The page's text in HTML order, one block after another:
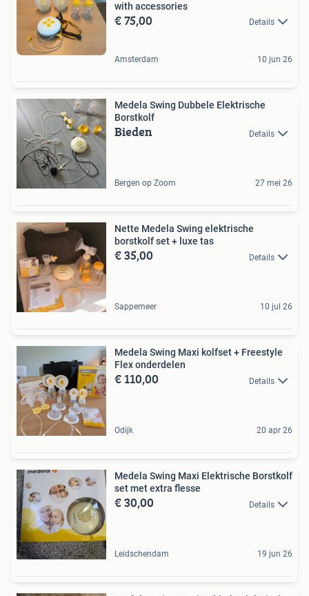
with accessories
€ 75,00 Details
Amsterdam 10 jun 26
Medela Swing Dubbele Elektrische
Borstkolf
Bieden Details
Bergen op Zoom 27 mei 26
Nette Medela Swing elektrische
borstkolf set + luxe tas
€ 35,00 Details
Sappemeer 10 jul 26
Medela Swing Maxi kolfset + Freestyle
Flex onderdelen
€ 110,00 Details
Odijk 20 apr 26
Medela Swing Maxi Elektrische Borstkolf
set met extra flesse
€ 30,00 Details
Leidschendam 19 jun 26